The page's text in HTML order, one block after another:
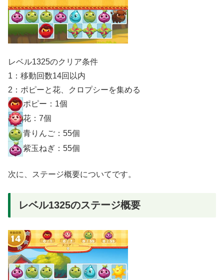
レベル1325のクリア条件
1：移動回数14回以内
2：ポピーと花、クロプシーを集める
ポピー：1個
花：7個
青りんご：55個
紫玉ねぎ：55個
次に、ステージ概要についてです。
レベル1325のステージ概要